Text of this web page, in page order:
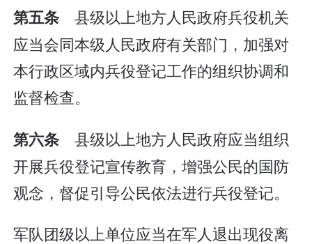
第五条县级以上地方人民政府兵役机关
应当会同本级人民政府有关部门，加强对
本行政区域内兵役登记工作的组织协调和
监督检查。
第六条县级以上地方人民政府应当组织
开展兵役登记宣传教育，增强公民的国防
观念，督促引导公民依法进行兵役登记。
军队团级以上单位应当在军人退出现役离